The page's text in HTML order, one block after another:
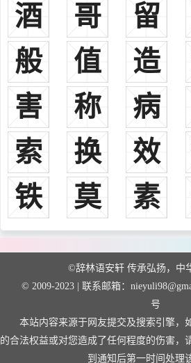
高开道隋末，义军领袖。公元618年，
称燕王，年号始兴（一作天成），建都渔
高昙晟隋末，起义军领袖。他本是怀
大乱之际，在河北涿鹿等地广招羽翼，聚
大乘皇帝，国号“佛”，建元法轮，立尼姑静
高智慧隋朝，越州（治会稽，今浙江
（590）起兵自立称帝，第二年被杨素、来
高士廉唐，宰相，申国公，唐太宗凌
皇室，北齐清河王高岳之孙，唐太宗长孙
高季辅唐，宰相，蓚县公
高智周唐，宰相，御史大夫，右散骑
高骈唐末，名将，南平郡王高崇文之
王，诸道行营兵马都统，拥兵十多万，曾
高固唐，检校礼部尚书，其高祖父是
统军，渤海郡王。
酒
哥 留
般
值 造
害
称 病
索
换 效
铁
莫 素
©辞林语安轩传承弘扬，中
© 2009-2023 | 联系邮箱：
号
本站内容来源于网友提交及搜索引擎，
的合法权益或对您造成了任何程度的伤害，
到通知后第一时间处理